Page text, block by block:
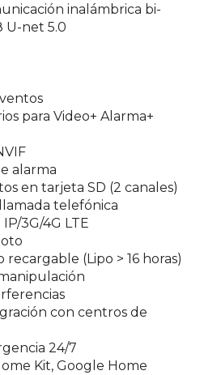
inalámbrica bi-
U-net 5.0
para Video+ Alarma+
alarma
en tarjeta SD (2 canales)
telefónica
3G/4G LTE
(Lipo > 16 horas)
con centros de
24/7
Kit, Google Home